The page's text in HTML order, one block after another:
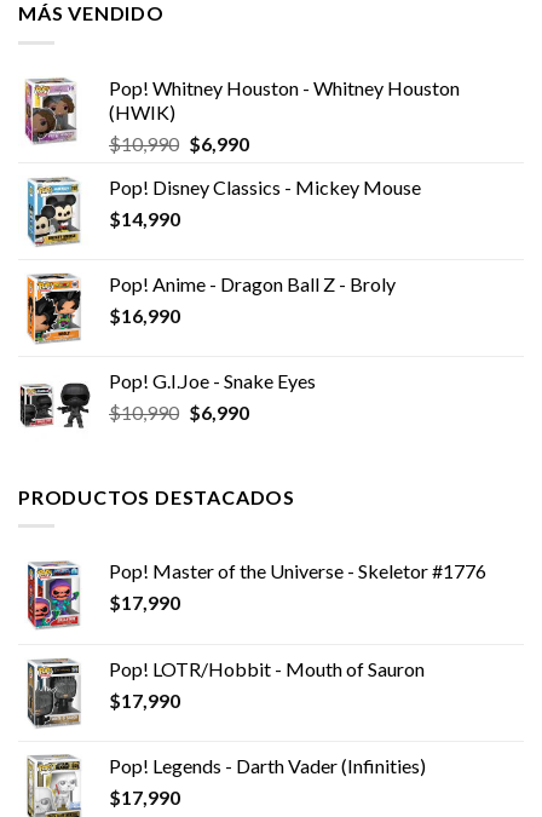
MÁS VENDIDO
Pop! Whitney Houston - Whitney Houston
(HWIK)
$10,990 El
original
$6,990El
actual
Pop! Disney Classics - Mickey Mouse
$14,990
Pop! Anime - Dragon Ball Z - Broly
$16,990
Pop! G.I.Joe - Snake Eyes
$10,990 El
era:
$10,990.
$6,990El
es:
$6,990.
PRODUCTOS DESTACADOS
Pop! Master of the Universe - Skeletor #1776
$17,990
Pop! LOTR/Hobbit - Mouth of Sauron
$17,990
Pop! Legends - Darth Vader (Infinities)
$17,990